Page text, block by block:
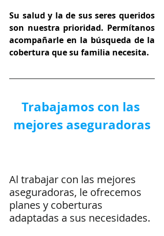
Su salud y la de sus seres queridos
son nuestra prioridad. Permítanos
acompañarle en la búsqueda de la
cobertura que su familia necesita.
Trabajamos con las
mejores aseguradoras
Al trabajar con las mejores
aseguradoras, le ofrecemos
planes y coberturas
adaptadas a sus necesidades.